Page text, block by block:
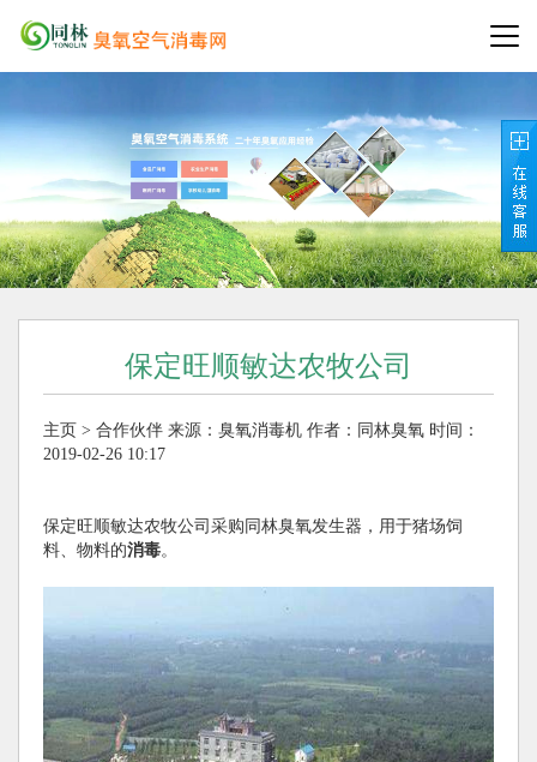
保定旺顺敏达农牧公司
主页 > 合作伙伴 来源： 臭氧消毒机 作者：同林臭氧 时间：
2019-02-26 10:17
保定旺顺敏达农牧公司采购同林臭氧发生器，用于猪场饲
料、物料的消毒。